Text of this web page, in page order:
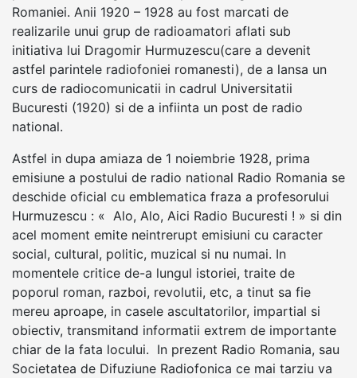
Romaniei. Anii 1920 – 1928 au fost marcati de
realizarile unui grup de radioamatori aflati sub
initiativa lui Dragomir Hurmuzescu(care a devenit
astfel parintele radiofoniei romanesti), de a lansa un
curs de radiocomunicatii in cadrul Universitatii
Bucuresti (1920) si de a infiinta un post de radio
national.
Astfel in dupa amiaza de 1 noiembrie 1928, prima
emisiune a postului de radio national Radio Romania se
deschide oficial cu emblematica fraza a profesorului
Hurmuzescu : « Alo, Alo, Aici Radio Bucuresti ! » si din
acel moment emite neintrerupt emisiuni cu caracter
social, cultural, politic, muzical si nu numai. In
momentele critice de-a lungul istoriei, traite de
poporul roman, razboi, revolutii, etc, a tinut sa fie
mereu aproape, in casele ascultatorilor, impartial si
obiectiv, transmitand informatii extrem de importante
chiar de la fata locului. In prezent Radio Romania, sau
Societatea de Difuziune Radiofonica ce mai tarziu va